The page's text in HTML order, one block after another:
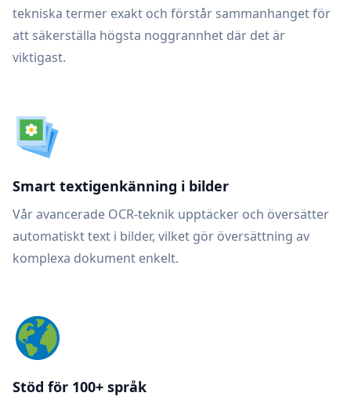
tekniska termer exakt och förstår sammanhanget för
att säkerställa högsta noggrannhet där det är
viktigast.
Smart textigenkänning i bilder
Vår avancerade OCR-teknik upptäcker och översätter
automatiskt text i bilder, vilket gör översättning av
komplexa dokument enkelt.
Stöd för 100+ språk